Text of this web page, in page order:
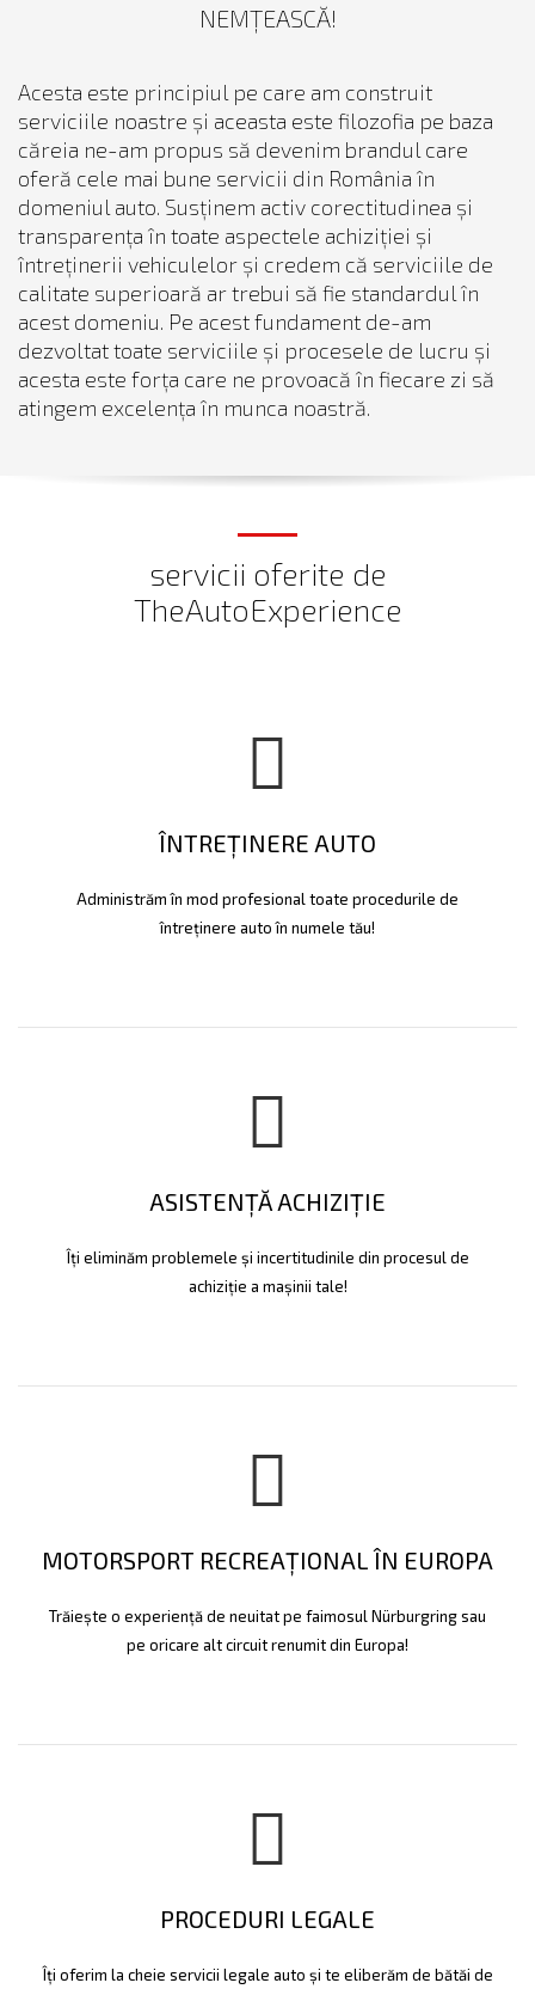
NEMȚEASCĂ!
Acesta este principiul pe care am construit
serviciile noastre și aceasta este filozofia pe baza
căreia ne-am propus să devenim brandul care
oferă cele mai bune servicii din România în
domeniul auto. Susținem activ corectitudinea și
transparența în toate aspectele achiziției și
întreținerii vehiculelor și credem că serviciile de
calitate superioară ar trebui să fie standardul în
acest domeniu. Pe acest fundament de-am
dezvoltat toate serviciile și procesele de lucru și
acesta este forța care ne provoacă în fiecare zi să
atingem excelența în munca noastră.
servicii oferite de
TheAutoExperience
ÎNTREȚINERE AUTO
Administrăm în mod profesional toate procedurile de
întreținere auto în numele tău!
ASISTENȚĂ ACHIZIȚIE
Îți eliminăm problemele și incertitudinile din procesul de
achiziție a mașinii tale!
MOTORSPORT RECREAȚIONAL ÎN EUROPA
Trăiește o experiență de neuitat pe faimosul Nürburgring sau
pe oricare alt circuit renumit din Europa!
PROCEDURI LEGALE
Îți oferim la cheie servicii legale auto și te eliberăm de bătăi de